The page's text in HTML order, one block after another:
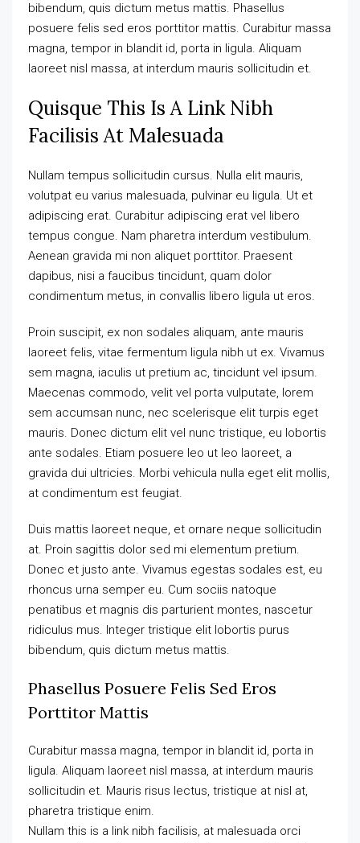
bibendum, quis dictum metus mattis. Phasellus
posuere felis sed eros porttitor mattis. Curabitur massa
magna, tempor in blandit id, porta in ligula. Aliquam
laoreet nisl massa, at interdum mauris sollicitudin et.
Quisque This Is A Link Nibh
Facilisis At Malesuada
Nullam tempus sollicitudin cursus. Nulla elit mauris,
volutpat eu varius malesuada, pulvinar eu ligula. Ut et
adipiscing erat. Curabitur adipiscing erat vel libero
tempus congue. Nam pharetra interdum vestibulum.
Aenean gravida mi non aliquet porttitor. Praesent
dapibus, nisi a faucibus tincidunt, quam dolor
condimentum metus, in convallis libero ligula ut eros.
Proin suscipit, ex non sodales aliquam, ante mauris
laoreet felis, vitae fermentum ligula nibh ut ex. Vivamus
sem magna, iaculis ut pretium ac, tincidunt vel ipsum.
Maecenas commodo, velit vel porta vulputate, lorem
sem accumsan nunc, nec scelerisque elit turpis eget
mauris. Donec dictum elit vel nunc tristique, eu lobortis
ante sodales. Etiam posuere leo ut leo laoreet, a
gravida dui ultricies. Morbi vehicula nulla eget elit mollis,
at condimentum est feugiat.
Duis mattis laoreet neque, et ornare neque sollicitudin
at. Proin sagittis dolor sed mi elementum pretium.
Donec et justo ante. Vivamus egestas sodales est, eu
rhoncus urna semper eu. Cum sociis natoque
penatibus et magnis dis parturient montes, nascetur
ridiculus mus. Integer tristique elit lobortis purus
bibendum, quis dictum metus mattis.
Phasellus Posuere Felis Sed Eros
Porttitor Mattis
Curabitur massa magna, tempor in blandit id, porta in
ligula. Aliquam laoreet nisl massa, at interdum mauris
sollicitudin et. Mauris risus lectus, tristique at nisl at,
pharetra tristique enim.
Nullam this is a link nibh facilisis, at malesuada orci